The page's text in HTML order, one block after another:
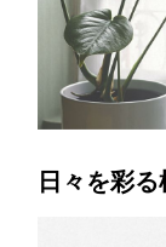
日々を彩